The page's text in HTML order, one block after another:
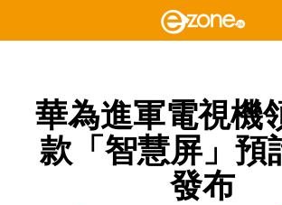
華為進軍電視機
款「智慧屏」預
發布